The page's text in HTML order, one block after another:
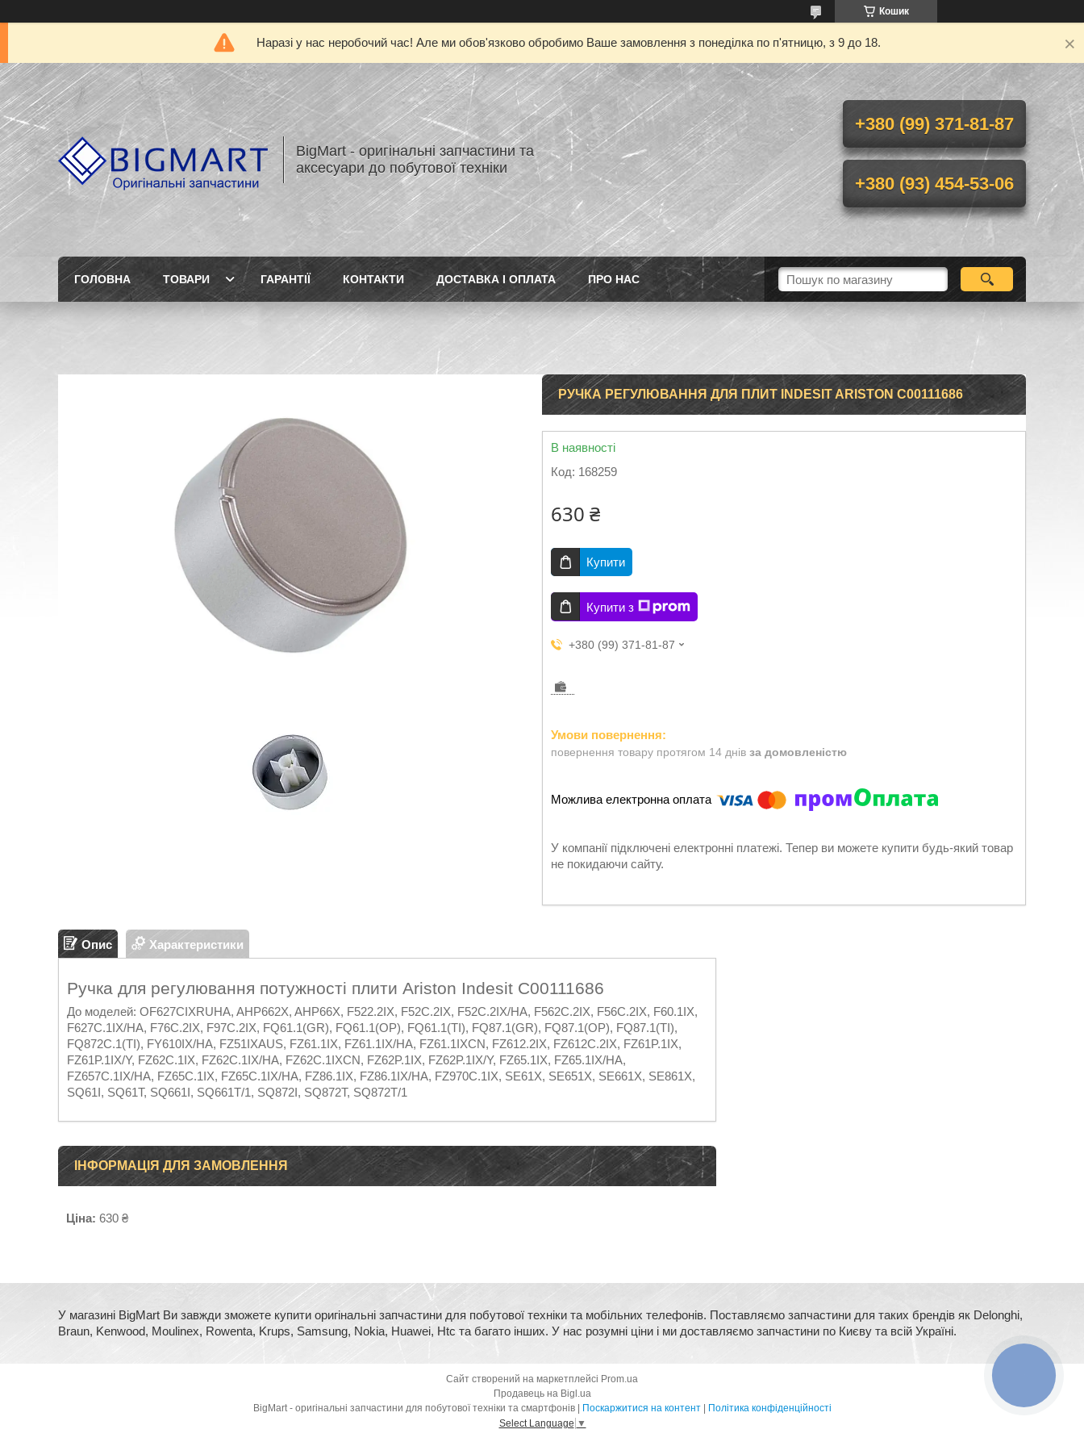
Кошик
Наразі у нас неробочий час! Але ми обов'язково обробимо Ваше замовлення з понеділка по п'ятницю, з 9 до 18.
BigMart - оригінальні запчастини та
аксесуари до побутової техніки
+380 (99) 371-81-87
+380 (93) 454-53-06
ГОЛОВНА ТОВАРИ ГАРАНТІЇ КОНТАКТИ ДОСТАВКА І ОПЛАТА ПРО НАС
РУЧКА РЕГУЛЮВАННЯ ДЛЯ ПЛИТ INDESIT ARISTON C00111686
В наявності
Код: 168259
630 ₴
Купити
Купити з
+380 (99) 371-81-87
повернення товару протягом 14 днів за домовленістю
У компанії підключені електронні платежі. Тепер ви можете купити будь-який товар
не покидаючи сайту.
Опис Характеристики
Ручка для регулювання потужності плити Ariston Indesit C00111686
До моделей: OF627CIXRUHA, AHP662X, AHP66X, F522.2IX, F52C.2IX, F52C.2IX/HA, F562C.2IX, F56C.2IX, F60.1IX,
F627C.1IX/HA, F76C.2IX, F97C.2IX, FQ61.1(GR), FQ61.1(OP), FQ61.1(TI), FQ87.1(GR), FQ87.1(OP), FQ87.1(TI),
FQ872C.1(TI), FY610IX/HA, FZ51IXAUS, FZ61.1IX, FZ61.1IX/HA, FZ61.1IXCN, FZ612.2IX, FZ612C.2IX, FZ61P.1IX,
FZ61P.1IX/Y, FZ62C.1IX, FZ62C.1IX/HA, FZ62C.1IXCN, FZ62P.1IX, FZ62P.1IX/Y, FZ65.1IX, FZ65.1IX/HA,
FZ657C.1IX/HA, FZ65C.1IX, FZ65C.1IX/HA, FZ86.1IX, FZ86.1IX/HA, FZ970C.1IX, SE61X, SE651X, SE661X, SE861X,
SQ61I, SQ61T, SQ661I, SQ661T/1, SQ872I, SQ872T, SQ872T/1
ІНФОРМАЦІЯ ДЛЯ ЗАМОВЛЕННЯ
Ціна: 630 ₴
У магазині BigMart Ви завжди зможете купити оригінальні запчастини для побутової техніки та мобільних телефонів. Поставляємо запчастини для таких брендів як Delonghi,
Braun, Kenwood, Moulinex, Rowenta, Krups, Samsung, Nokia, Huawei, Htc та багато інших. У нас розумні ціни і ми доставляємо запчастини по Києву та всій Україні.
Сайт створений на маркетплейсі Prom.ua
Продавець на Bigl.ua
Поскаржитися на контент
Політика конфіденційності
Select Language ▼